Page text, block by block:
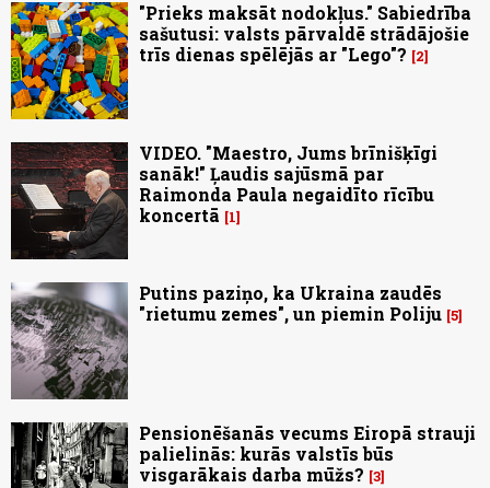
"Prieks maksāt nodokļus." Sabiedrība
sašutusi: valsts pārvaldē strādājošie
trīs dienas spēlējās ar "Lego"?
2
VIDEO. "Maestro, Jums brīnišķīgi
sanāk!" Ļaudis sajūsmā par
Raimonda Paula negaidīto rīcību
koncertā
1
Putins paziņo, ka Ukraina zaudēs
"rietumu zemes", un piemin Poliju 5
Pensionēšanās vecums Eiropā strauji
palielinās: kurās valstīs būs
visgarākais darba mūžs? 3